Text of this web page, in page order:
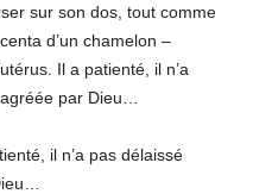
sur son dos, tout comme
d’un chamelon –
Il a patienté, il n’a
par Dieu…
il n’a pas délaissé